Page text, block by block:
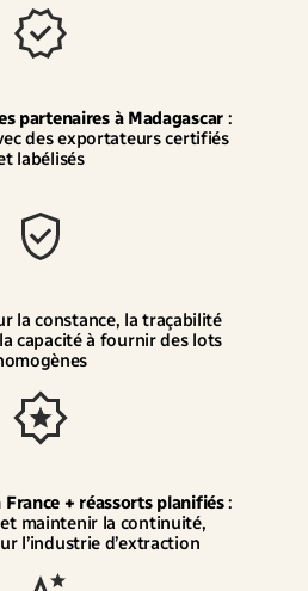
partenaires à Madagascar:
des exportateurs certifiés
labélisés
la constance, la traçabilité
capacité à fournir des lots
+ réassorts planifiés:
maintenir la continuité,
l’industrie d’extraction